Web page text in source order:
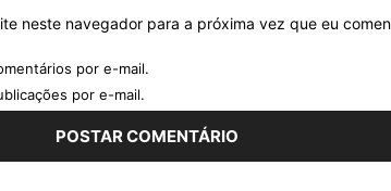
neste navegador para a próxima vez que eu
por e-mail.
por e-mail.